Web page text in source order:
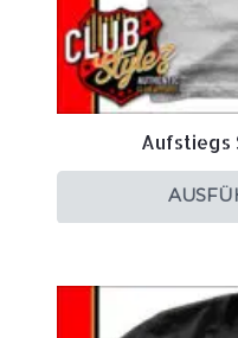
Aufstiegs